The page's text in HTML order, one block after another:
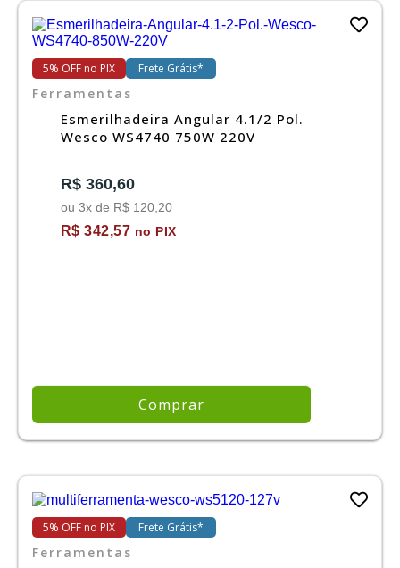
5% OFF no PIX Frete Grátis*
Ferramentas
Esmerilhadeira Angular 4.1/2 Pol.
Wesco WS4740 750W 220V
R$ 360,60
ou 3x de R$ 120,20
R$ 342,57 no PIX
Comprar
5% OFF no PIX Frete Grátis*
Ferramentas